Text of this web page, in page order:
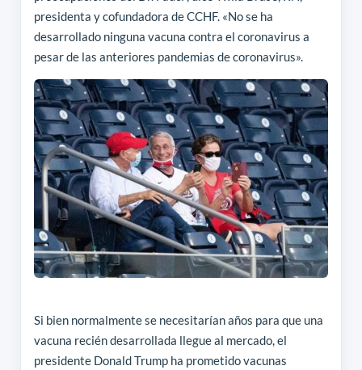
presidenta y cofundadora de CCHF. «No se ha
desarrollado ninguna vacuna contra el coronavirus a
pesar de las anteriores pandemias de coronavirus».
Si bien normalmente se necesitarían años para que una
vacuna recién desarrollada llegue al mercado, el
presidente Donald Trump ha prometido vacunas